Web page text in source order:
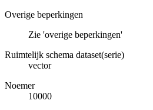
Overige beperkingen
Zie 'overige beperkingen'
Ruimtelijk schema dataset(serie)
vector
Noemer
10000